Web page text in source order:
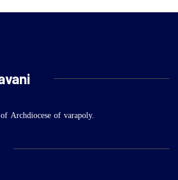
Archdiocese of varapoly.